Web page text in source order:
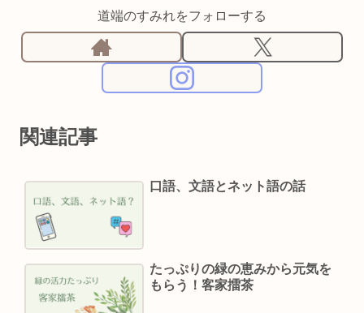
道端のすみれをフォローする
関連記事
口語、文語とネット語の話
たっぷりの緑の恵みから元気を
もらう！客家擂茶